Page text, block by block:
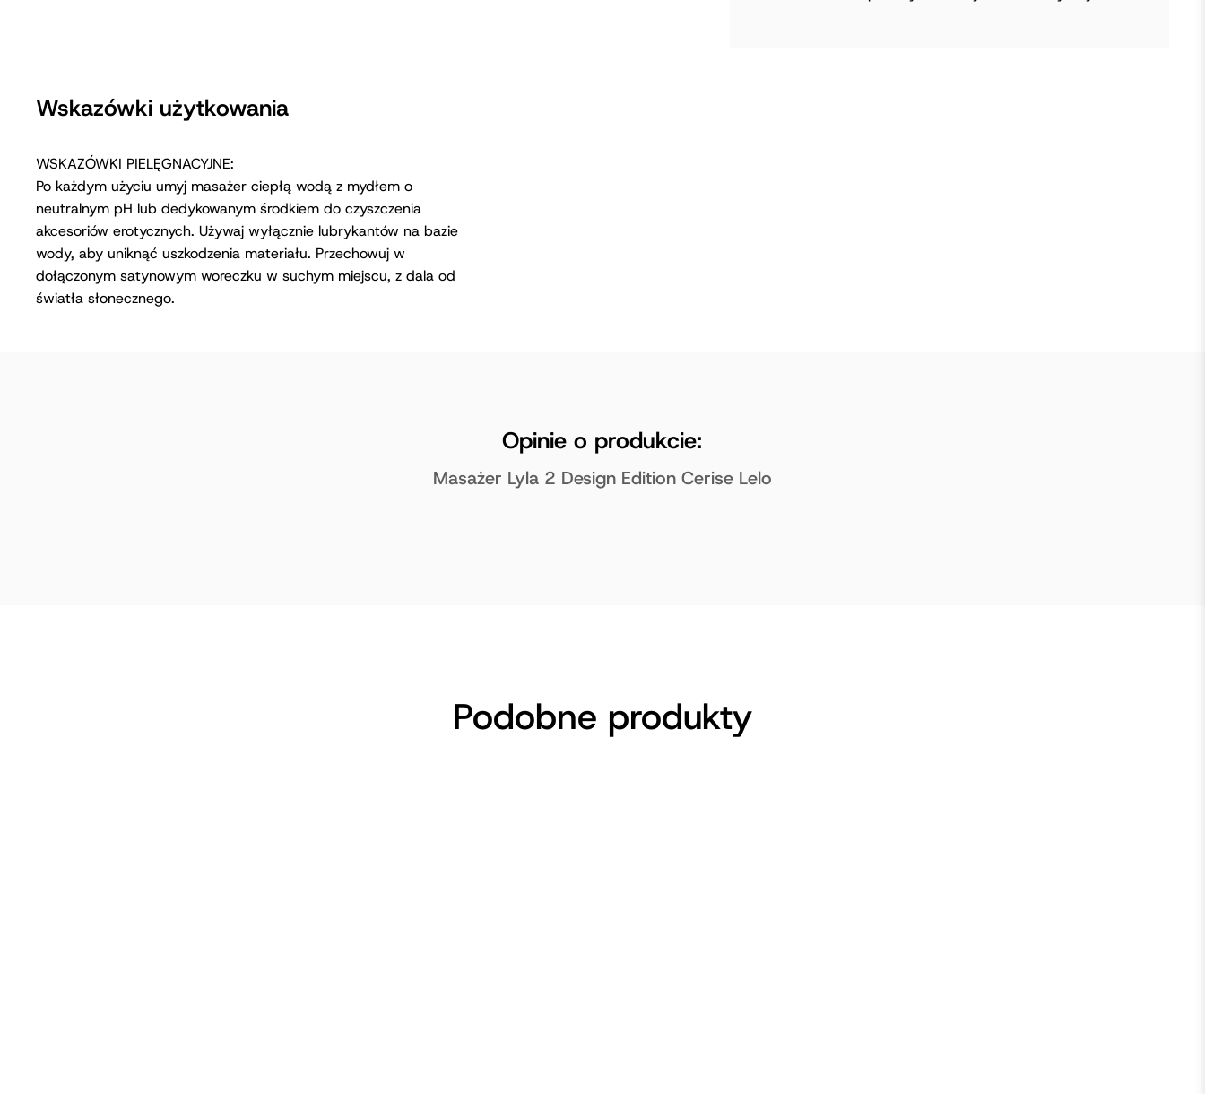
Wskazówki użytkowania
WSKAZÓWKI PIELĘGNACYJNE:
Po każdym użyciu umyj masażer ciepłą wodą z mydłem o
neutralnym pH lub dedykowanym środkiem do czyszczenia
akcesoriów erotycznych. Używaj wyłącznie lubrykantów na bazie
wody, aby uniknąć uszkodzenia materiału. Przechowuj w
dołączonym satynowym woreczku w suchym miejscu, z dala od
światła słonecznego.
Opinie o produkcie:
Masażer Lyla 2 Design Edition Cerise Lelo
Podobne produkty